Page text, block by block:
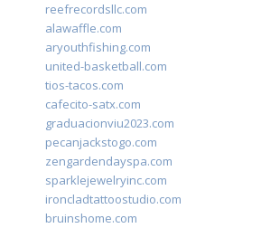
reefrecordsllc.com
alawaffle.com
aryouthfishing.com
united-basketball.com
tios-tacos.com
cafecito-satx.com
graduacionviu2023.com
pecanjackstogo.com
zengardendayspa.com
sparklejewelryinc.com
ironcladtattoostudio.com
bruinshome.com